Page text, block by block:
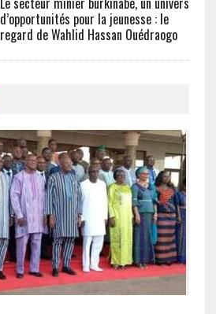
d’opportunités pour la jeunesse : le
regard de Wahlid Hassan Ouédraogo